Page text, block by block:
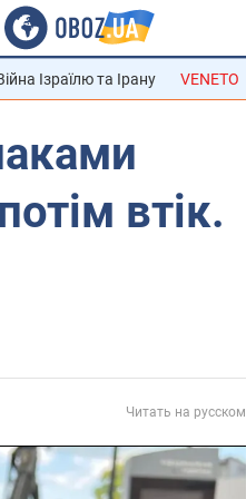
Ізраїлю та Ірану VENETO
втік.
Читать на русском